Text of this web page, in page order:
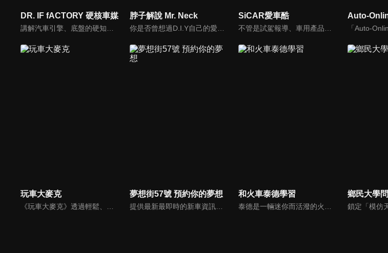
DR. IF fACTORY 硬核車媒 脖子解說 Mr. Neck SiCAR愛車酷
玩車大麥克
《玩車大麥克》透過輕鬆、愉快的方式，把汽車、親子、旅遊與美食等相關資訊傳達給網友們。玩樂生活、輕鬆懂車！
夢想街57號 預約你的夢想
提供最新最即時的新車資訊、邀請汽車達人分享試車報告，同時幫觀眾做最仔細的車款集評！還有專家分享最實用、最省錢的愛車維修撇步，甚至將難得一見的限量車、改裝車直接搬到棚內，將更專業、更豐富、更多元化的內容呈現給觀眾。
和火車泰德學習
泰德是一輛迷你而活潑的火車。 它總是在嘗試新的冒險，並盡可能通過他玩的遊戲學到東西。 在他的冒險中，泰德學習了形狀、顏色和數位。 小朋友們快來和泰德一起快樂地學習吧！
鄉民大學問